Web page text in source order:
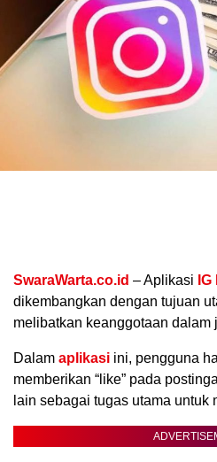
SwaraWarta.co.id – Aplikasi IG
dikembangkan dengan tujuan
melibatkan keanggotaan dalam
Dalam aplikasi ini, pengguna
memberikan “like” pada
lain sebagai tugas utama untuk